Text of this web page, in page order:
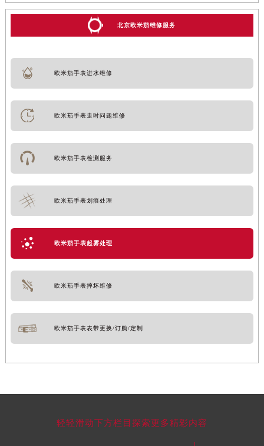
北京欧米茄维修服务
欧米茄手表进水维修
欧米茄手表走时问题维修
欧米茄手表检测服务
欧米茄手表划痕处理
欧米茄手表起雾处理
欧米茄手表摔坏维修
欧米茄手表表带更换/订购/定制
轻轻滑动下方栏目探索更多精彩内容